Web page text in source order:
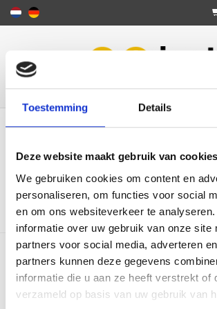
Toestemming Details
Deze website maakt gebruik van cookies
We gebruiken cookies om content en
personaliseren, om functies voor social
en om ons websiteverkeer te
informatie over uw gebruik van onze site
partners voor social media, adverteren
partners kunnen deze gegevens
informatie die u aan ze heeft verstrekt of
verzameld op basis van uw gebruik van
Startseite
JustSit
Über uns
Ersatzteile
Bewertungen
met kinderwagen
KINDERWAGEN
Keine Produkte gefunden!...